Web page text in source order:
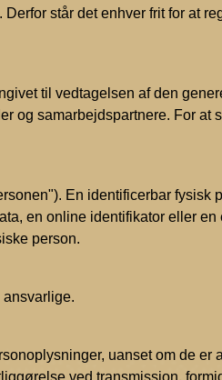
står det enhver frit for at
til vedtagelsen af den
samarbejdspartnere. For at
En identificerbar fysisk
en online identifikator eller en
person.
uanset om de er
ved transmission,